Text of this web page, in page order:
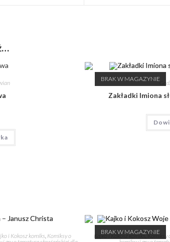
BRAK W MAGAZYNIE
Zakładki Imiona
i Kokosz komiks, Komiksy o
BRAK W MAGAZYNIE
Kajko i Kokosz komiks, Komiksy